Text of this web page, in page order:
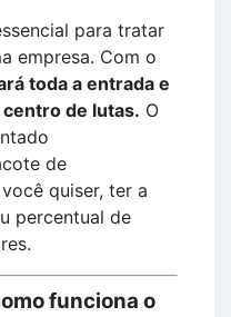
para tratar
empresa. Com o
toda a entrada e
de lutas. O
de
quiser, ter a
percentual de
funciona o